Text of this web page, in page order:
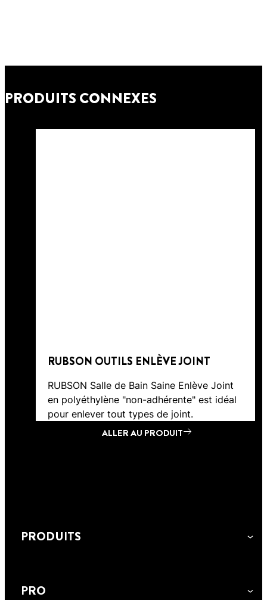
PRODUITS CONNEXES
RUBSON OUTILS ENLÈVE JOINT
RUBSON Salle de Bain Saine Enlève Joint
en polyéthylène "non-adhérente" est idéal
pour enlever tout types de joint.
ALLER AU PRODUIT
PRODUITS
PRO